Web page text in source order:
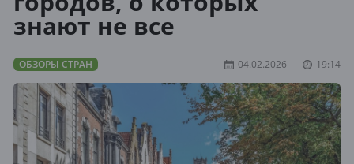
знают не все
ОБЗОРЫ СТРАН 04.02.2026 19:14